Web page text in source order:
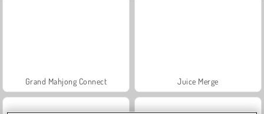
Grand Mahjong Connect Juice Merge